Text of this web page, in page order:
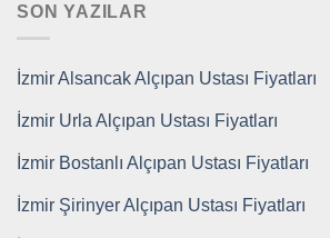
SON YAZILAR
İzmir Alsancak Alçıpan Ustası Fiyatları
İzmir Urla Alçıpan Ustası Fiyatları
İzmir Bostanlı Alçıpan Ustası Fiyatları
İzmir Şirinyer Alçıpan Ustası Fiyatları